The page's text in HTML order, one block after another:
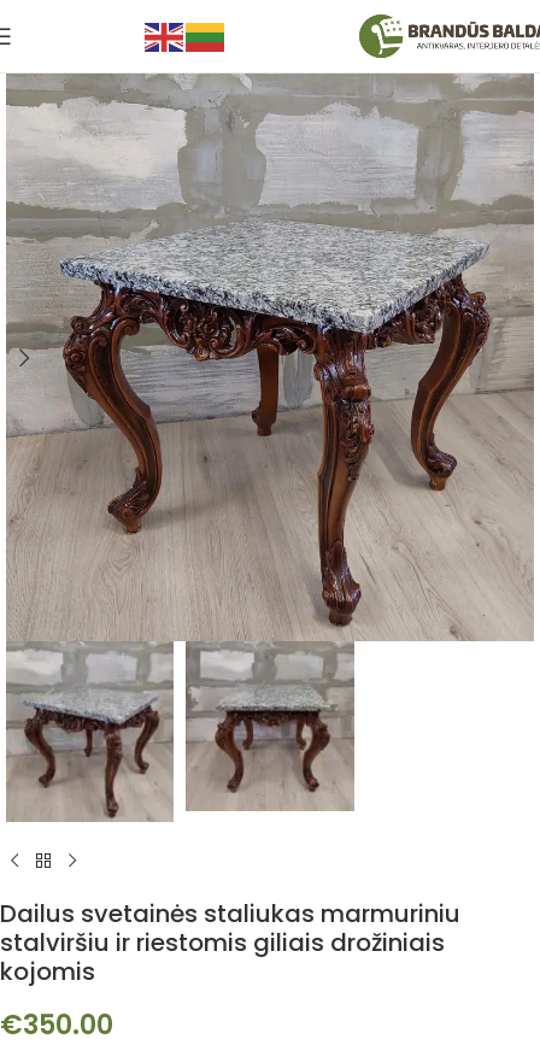
Dailus svetainės staliukas marmuriniu
stalviršiu ir riestomis giliais drožiniais
kojomis
€350.00